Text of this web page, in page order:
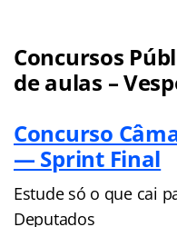
Concursos
de aulas –
Concurso
— Sprint Final
Estude só o que cai
Deputados